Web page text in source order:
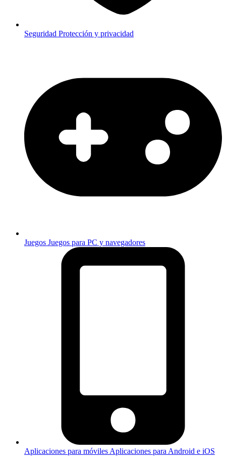
Seguridad Protección y privacidad
Juegos Juegos para PC y navegadores
Aplicaciones para móviles Aplicaciones para Android e iOS